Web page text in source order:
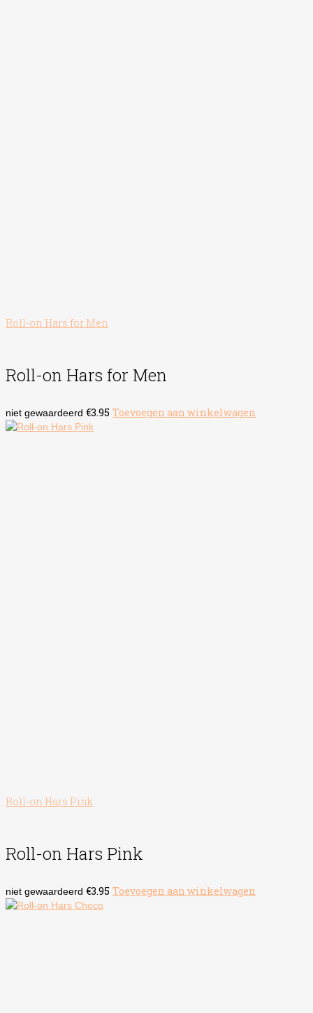
Roll-on Hars for Men
Roll-on Hars for Men
niet gewaardeerd €3.95 Toevoegen aan winkelwagen
Roll-on Hars Pink
Roll-on Hars Pink
niet gewaardeerd €3.95 Toevoegen aan winkelwagen